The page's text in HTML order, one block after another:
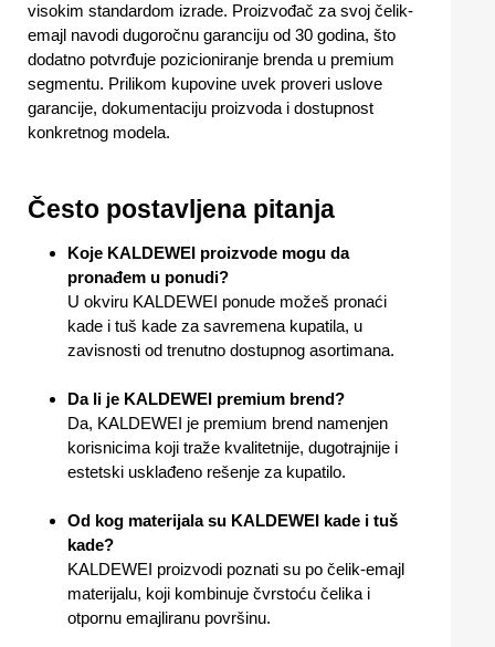
visokim standardom izrade. Proizvođač za svoj čelik-
emajl navodi dugoročnu garanciju od 30 godina, što
dodatno potvrđuje pozicioniranje brenda u premium
segmentu. Prilikom kupovine uvek proveri uslove
garancije, dokumentaciju proizvoda i dostupnost
konkretnog modela.
Često postavljena pitanja
Koje KALDEWEI proizvode mogu da
pronađem u ponudi?
U okviru KALDEWEI ponude možeš pronaći
kade i tuš kade za savremena kupatila, u
zavisnosti od trenutno dostupnog asortimana.
Da li je KALDEWEI premium brend?
Da, KALDEWEI je premium brend namenjen
korisnicima koji traže kvalitetnije, dugotrajnije i
estetski usklađeno rešenje za kupatilo.
Od kog materijala su KALDEWEI kade i tuš
kade?
KALDEWEI proizvodi poznati su po čelik-emajl
materijalu, koji kombinuje čvrstoću čelika i
otpornu emajliranu površinu.